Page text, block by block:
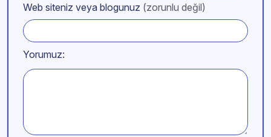
Web siteniz veya blogunuz (zorunlu değil)
Yorumuz: